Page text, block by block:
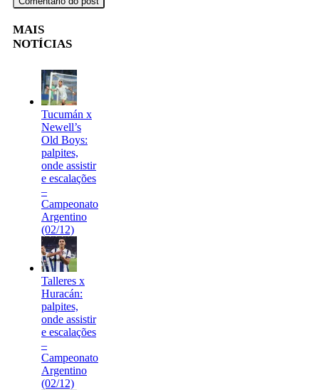
MAIS
NOTÍCIAS
Tucumán x
Newell’s
Old Boys:
palpites,
onde assistir
e escalações
–
Campeonato
Argentino
(02/12)
Talleres x
Huracán:
palpites,
onde assistir
e escalações
–
Campeonato
Argentino
(02/12)